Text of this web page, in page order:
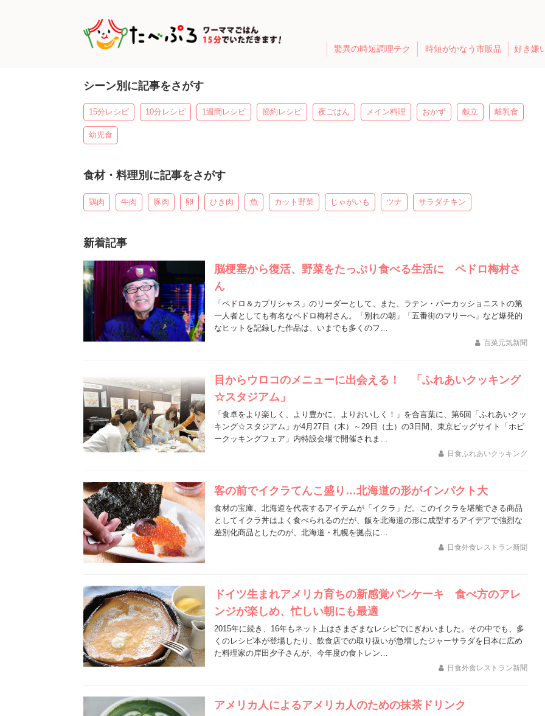
驚異の時短調理テク 時短がかなう市販品 好き嫌
シーン別に記事をさがす
15分レシピ 10分レシピ 1週間レシピ 節約レシピ 夜ごはん メイン料理 おかず 献立 離乳食
幼児食
食材・料理別に記事をさがす
鶏肉 牛肉 豚肉 卵 ひき肉 魚 カット野菜 じゃがいも ツナ サラダチキン
新着記事
脳梗塞から復活、野菜をたっぷり食べる生活に ペドロ梅村さ
ん
「ペドロ＆カプリシャス」のリーダーとして、また、ラテン・パーカッショニストの第
一人者としても有名なペドロ梅村さん。「別れの朝」「五番街のマリーへ」など爆発的
なヒットを記録した作品は、いまでも多くのフ…
百菜元気新聞
目からウロコのメニューに出会える！ 「ふれあいクッキング
☆スタジアム」
「食卓をより楽しく、より豊かに、よりおいしく！」を合言葉に、第6回「ふれあいクッ
キング☆スタジアム」が4月27日（木）～29日（土）の3日間、東京ビッグサイト「ホビ
ークッキングフェア」内特設会場で開催されま…
日食ふれあいクッキング
客の前でイクラてんこ盛り…北海道の形がインパクト大
食材の宝庫、北海道を代表するアイテムが「イクラ」だ。このイクラを堪能できる商品
としてイクラ丼はよく食べられるのだが、飯を北海道の形に成型するアイデアで強烈な
差別化商品としたのが、北海道・札幌を拠点に…
日食外食レストラン新聞
ドイツ生まれアメリカ育ちの新感覚パンケーキ 食べ方のアレ
ンジが楽しめ、忙しい朝にも最適
2015年に続き、16年もネット上はさまざまなレシピでにぎわいました。その中でも、多
くのレシピ本が登場したり、飲食店での取り扱いが急増したジャーサラダを日本に広め
た料理家の岸田夕子さんが、今年度の食トレン…
日食外食レストラン新聞
アメリカ人によるアメリカ人のための抹茶ドリンク